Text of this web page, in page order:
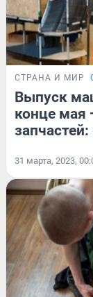
СТРАНА И МИР
Выпуск
конце мая
31 марта, 2023,